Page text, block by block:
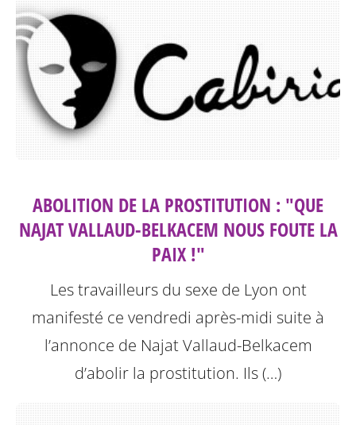
ABOLITION DE LA PROSTITUTION : "QUE
NAJAT VALLAUD-BELKACEM NOUS FOUTE LA
PAIX !"
Les travailleurs du sexe de Lyon ont
manifesté ce vendredi après-midi suite à
l’annonce de Najat Vallaud-Belkacem
d’abolir la prostitution. Ils (…)